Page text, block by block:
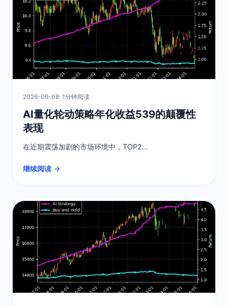
2026-06-08· 1分钟阅读
AI量化轮动策略年化收益539的颠覆性
表现
在近期震荡加剧的市场环境中，TOP2...
继续阅读 →